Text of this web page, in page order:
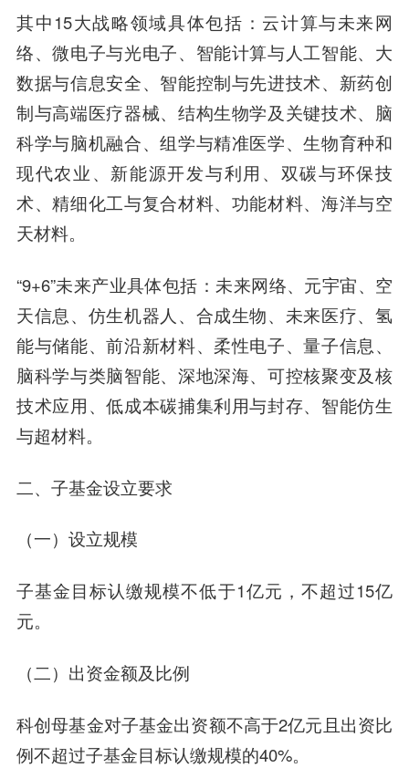
其中15大战略领域具体包括：云计算与未来网
络、微电子与光电子、智能计算与人工智能、大
数据与信息安全、智能控制与先进技术、新药创
制与高端医疗器械、结构生物学及关键技术、脑
科学与脑机融合、组学与精准医学、生物育种和
现代农业、新能源开发与利用、双碳与环保技
术、精细化工与复合材料、功能材料、海洋与空
天材料。
“9+6”未来产业具体包括：未来网络、元宇宙、空
天信息、仿生机器人、合成生物、未来医疗、氢
能与储能、前沿新材料、柔性电子、量子信息、
脑科学与类脑智能、深地深海、可控核聚变及核
技术应用、低成本碳捕集利用与封存、智能仿生
与超材料。
二、子基金设立要求
（一）设立规模
子基金目标认缴规模不低于1亿元，不超过15亿
元。
（二）出资金额及比例
科创母基金对子基金出资额不高于2亿元且出资比
例不超过子基金目标认缴规模的40%。